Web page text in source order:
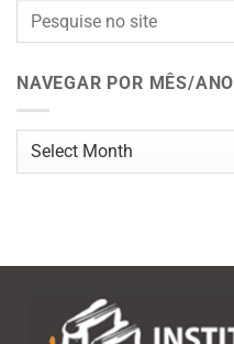
NAVEGAR POR MÊS/ANO
Navegar